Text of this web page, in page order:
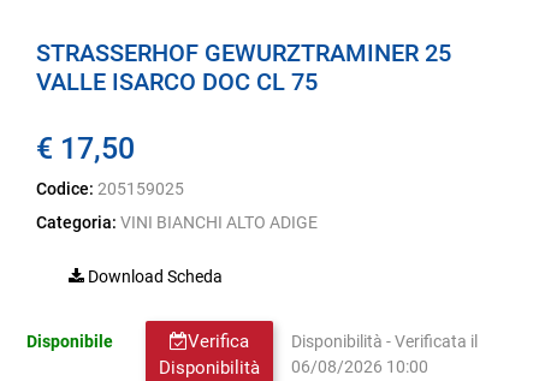
STRASSERHOF GEWURZTRAMINER 25
VALLE ISARCO DOC CL 75
€ 17,50
Codice: 205159025
Categoria: VINI BIANCHI ALTO ADIGE
Download Scheda
Verifica
Disponibilità
Disponibile
Disponibilità - Verificata il
06/08/2026 10:00